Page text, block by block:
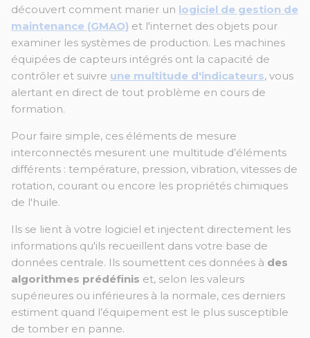
découvert comment marier un logiciel de gestion de
maintenance (GMAO) et l'internet des objets pour
examiner les systèmes de production. Les machines
équipées de capteurs intégrés ont la capacité de
contrôler et suivre une multitude d'indicateurs, vous
alertant en direct de tout problème en cours de
formation.
Pour faire simple, ces éléments de mesure
interconnectés mesurent une multitude d’éléments
différents : température, pression, vibration, vitesses de
rotation, courant ou encore les propriétés chimiques
de l'huile.
Ils se lient à votre logiciel et injectent directement les
informations qu'ils recueillent dans votre base de
données centrale. Ils soumettent ces données à des
algorithmes prédéfinis et, selon les valeurs
supérieures ou inférieures à la normale, ces derniers
estiment quand l’équipement est le plus susceptible
de tomber en panne.